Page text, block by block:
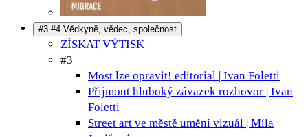
#3 #4 Vědkyně, vědec, společnost
ZÍSKAT VÝTISK
#3
Most lze opravit! editorial | Ivan Foletti
Přijmout hluboký závazek rozhovor | Ivan
Foletti
Street art ve městě umění vizuál | Míla